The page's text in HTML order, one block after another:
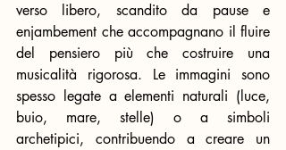
verso libero, scandito da pause e
enjambement che accompagnano il fluire
del pensiero più che costruire una
musicalità rigorosa. Le immagini sono
spesso legate a elementi naturali (luce,
buio, mare, stelle) o a simboli
archetipici, contribuendo a creare un